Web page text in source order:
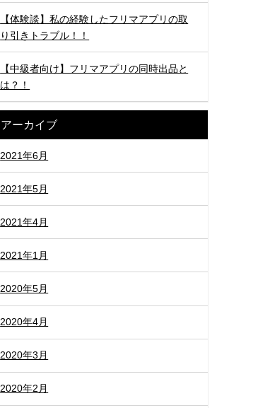
【体験談】私の経験したフリマアプリの取
り引きトラブル！！
【中級者向け】フリマアプリの同時出品と
は？！
アーカイブ
2021年6月
2021年5月
2021年4月
2021年1月
2020年5月
2020年4月
2020年3月
2020年2月